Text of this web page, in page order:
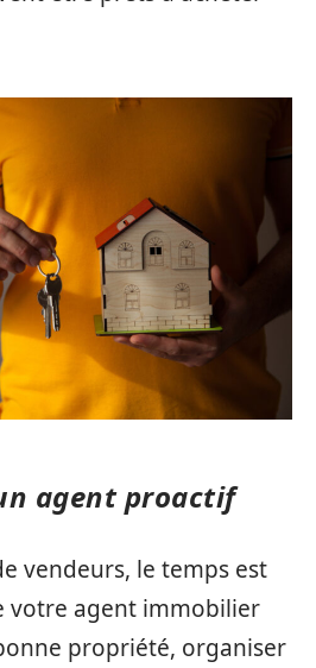
agent proactif
vendeurs, le temps est
votre agent immobilier
propriété, organiser